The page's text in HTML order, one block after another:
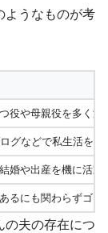
ようなものが考
役や母親役を多く
グなどで私生活を
婚や出産を機に活
るにも関わらずゴ
の夫の存在につ